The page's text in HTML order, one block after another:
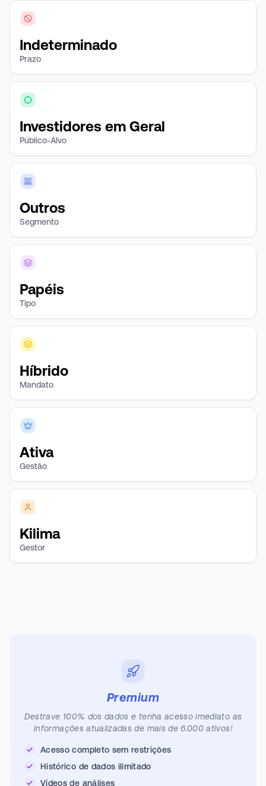
Indeterminado
Prazo
Investidores em Geral
Público-Alvo
Outros
Segmento
Papéis
Tipo
Híbrido
Mandato
Ativa
Gestão
Kilima
Gestor
Premium
Destrave 100% dos dados e tenha acesso imediato as
informações atualizadas de mais de 6.000 ativos!
Acesso completo sem restrições
Histórico de dados ilimitado
Vídeos de análises